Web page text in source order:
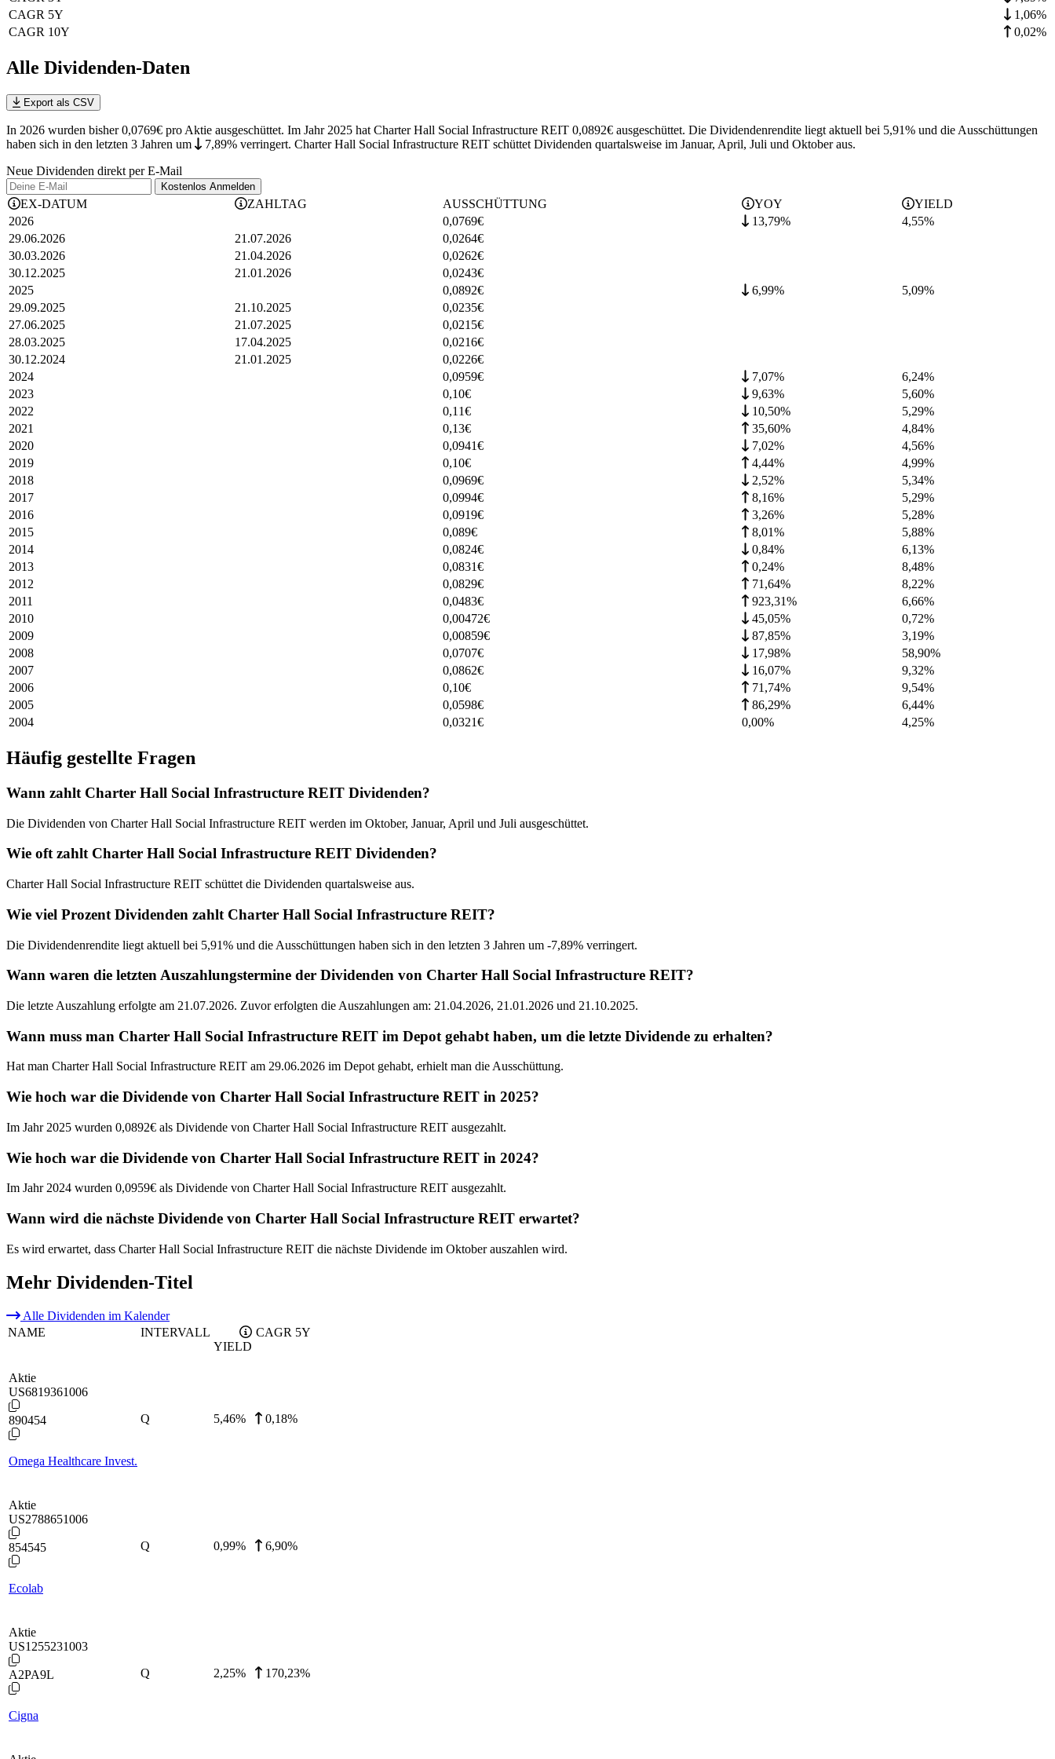
CAGR 5Y
1,06%
CAGR 10Y
0,02%
Alle Dividenden-Daten
Export als CSV
In 2026 wurden bisher 0,0769€ pro Aktie ausgeschüttet. Im Jahr 2025 hat Charter Hall Social Infrastructure REIT 0,0892€ ausgeschüttet. Die Dividendenrendite liegt aktuell bei 5,91% und die Ausschüttungen
haben sich in den letzten 3 Jahren um 7,89% verringert. Charter Hall Social Infrastructure REIT schüttet Dividenden quartalsweise im Januar, April, Juli und Oktober aus.
Neue Dividenden direkt per E-Mail
Kostenlos Anmelden
EX-DATUM ZAHLTAG AUSSCHÜTTUNG YOY
YIELD
2026
0,0769€ 13,79% 4,55%
29.06.2026
21.07.2026 0,0264€
30.03.2026
21.04.2026 0,0262€
30.12.2025
21.01.2026 0,0243€
2025
0,0892€ 6,99% 5,09%
29.09.2025
21.10.2025 0,0235€
27.06.2025
21.07.2025 0,0215€
28.03.2025
17.04.2025 0,0216€
30.12.2024
21.01.2025 0,0226€
2024
0,0959€ 7,07% 6,24%
2023
0,10€ 9,63% 5,60%
2022
0,11€ 10,50% 5,29%
2021
0,13€ 35,60% 4,84%
2020
0,0941€ 7,02% 4,56%
2019
0,10€ 4,44% 4,99%
2018
0,0969€ 2,52% 5,34%
2017
0,0994€ 8,16% 5,29%
2016
0,0919€ 3,26% 5,28%
2015
0,089€ 8,01% 5,88%
2014
0,0824€ 0,84% 6,13%
2013
0,0831€ 0,24% 8,48%
2012
0,0829€ 71,64% 8,22%
2011
0,0483€ 923,31% 6,66%
2010
0,00472€ 45,05% 0,72%
2009
0,00859€ 87,85% 3,19%
2008
0,0707€ 17,98% 58,90%
2007
0,0862€ 16,07% 9,32%
2006
0,10€ 71,74% 9,54%
2005
0,0598€ 86,29% 6,44%
2004
0,0321€ 0,00% 4,25%
Häufig gestellte Fragen
Wann zahlt Charter Hall Social Infrastructure REIT Dividenden?
Die Dividenden von Charter Hall Social Infrastructure REIT werden im Oktober, Januar, April und Juli ausgeschüttet.
Wie oft zahlt Charter Hall Social Infrastructure REIT Dividenden?
Charter Hall Social Infrastructure REIT schüttet die Dividenden quartalsweise aus.
Wie viel Prozent Dividenden zahlt Charter Hall Social Infrastructure REIT?
Die Dividendenrendite liegt aktuell bei 5,91% und die Ausschüttungen haben sich in den letzten 3 Jahren um -7,89% verringert.
Wann waren die letzten Auszahlungstermine der Dividenden von Charter Hall Social Infrastructure REIT?
Die letzte Auszahlung erfolgte am 21.07.2026. Zuvor erfolgten die Auszahlungen am: 21.04.2026, 21.01.2026 und 21.10.2025.
Wann muss man Charter Hall Social Infrastructure REIT im Depot gehabt haben, um die letzte Dividende zu erhalten?
Hat man Charter Hall Social Infrastructure REIT am 29.06.2026 im Depot gehabt, erhielt man die Ausschüttung.
Wie hoch war die Dividende von Charter Hall Social Infrastructure REIT in 2025?
Im Jahr 2025 wurden 0,0892€ als Dividende von Charter Hall Social Infrastructure REIT ausgezahlt.
Wie hoch war die Dividende von Charter Hall Social Infrastructure REIT in 2024?
Im Jahr 2024 wurden 0,0959€ als Dividende von Charter Hall Social Infrastructure REIT ausgezahlt.
Wann wird die nächste Dividende von Charter Hall Social Infrastructure REIT erwartet?
Es wird erwartet, dass Charter Hall Social Infrastructure REIT die nächste Dividende im Oktober auszahlen wird.
Mehr Dividenden-Titel
Alle Dividenden im Kalender
NAME
INTERVALL
YIELD
CAGR 5Y
Aktie
US6819361006
890454
Omega Healthcare Invest.
Q 5,46% 0,18%
Aktie
US2788651006
854545
Ecolab
Q 0,99% 6,90%
Aktie
US1255231003
A2PA9L
Cigna
Q 2,25% 170,23%